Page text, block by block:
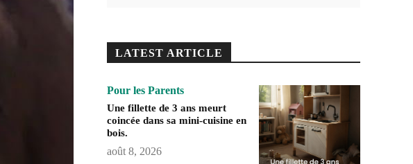
LATEST ARTICLE
Pour les Parents
Une fillette de 3 ans meurt
coincée dans sa mini-cuisine en
bois.
août 8, 2026